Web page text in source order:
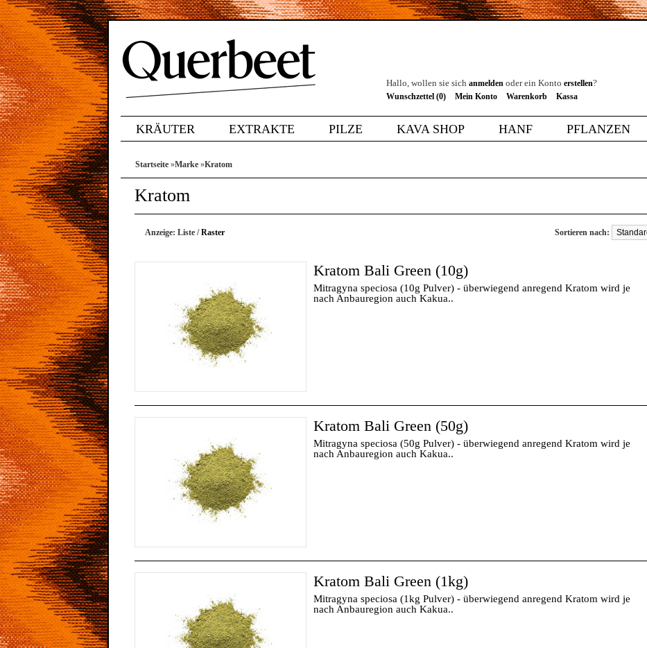
Hallo, wollen sie sich anmelden oder ein Konto erstellen?
Wunschzettel (0) Mein Konto Warenkorb Kassa
KRÄUTER EXTRAKTE PILZE KAVA SHOP HANF PFLANZEN
Startseite »Marke »Kratom
Kratom
Anzeige: Liste / Raster Sortieren nach:
Kratom Bali Green (10g)
Mitragyna speciosa (10g Pulver) - überwiegend anregend Kratom wird je
nach Anbauregion auch Kakua..
Kratom Bali Green (50g)
Mitragyna speciosa (50g Pulver) - überwiegend anregend Kratom wird je
nach Anbauregion auch Kakua..
Kratom Bali Green (1kg)
Mitragyna speciosa (1kg Pulver) - überwiegend anregend Kratom wird je
nach Anbauregion auch Kakua..